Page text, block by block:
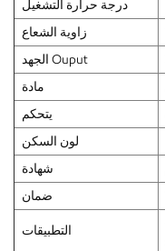
درجة حرارة التشغيل
زاوية الشعاع
الجهد Ouput
مادة
يتحكم
لون السكن
شهادة
ضمان
التطبيقات